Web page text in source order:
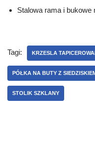
Stalowa rama i bukowe
Tagi: KRZESLA
PÓŁKA NA BUTY Z
STOLIK SZKLANY